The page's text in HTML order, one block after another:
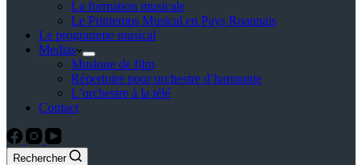
La formation musicale
Le Printemps Musical en Pays Roannais
Le programme musical
Medias
Musique de film
Répertoire pour orchestre d’harmonie
L’orchestre à la télé
Contact
Rechercher